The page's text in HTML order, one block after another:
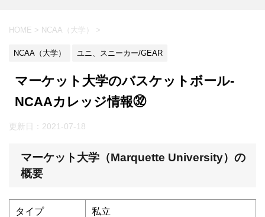
HOME > NCAA（大学） >
NCAA（大学） ユニ、スニーカー/GEAR
マーケット大学のバスケットボール-
NCAAカレッジ情報㉜
更新日： 2021-07-18
マーケット大学（Marquette University）の
概要
タイプ 私立